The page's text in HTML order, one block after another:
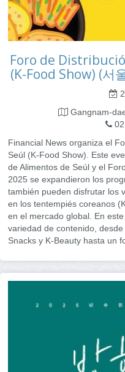
Foro de
(K-Food Show) (서
Gangnam-
Financial News organiza el
Seúl (K-Food Show). Este
de Alimentos de Seúl y el
2025 se expandieron los
también pueden disfrutar los
en los tentempiés coreanos
en el mercado global. En
variedad de contenido,
Snacks y K-Beauty hasta un